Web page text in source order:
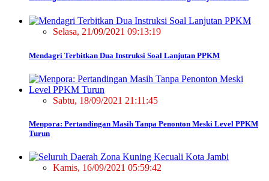
Selasa, 21/09/2021 09:13:19
Mendagri Terbitkan Dua Instruksi Soal Lanjutan PPKM
Sabtu, 18/09/2021 21:11:45
Menpora: Pertandingan Masih Tanpa Penonton Meski Level PPKM
Turun
Kamis, 16/09/2021 05:59:42